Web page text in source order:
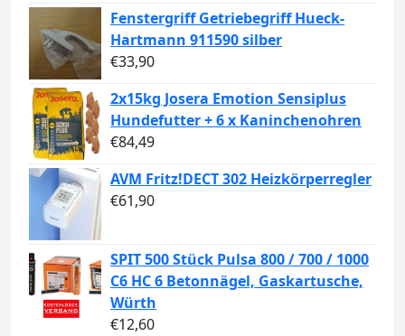
Fenstergriff Getriebegriff Hueck-
Hartmann 911590 silber
€33,90
2x15kg Josera Emotion Sensiplus
Hundefutter + 6 x Kaninchenohren
€84,49
AVM Fritz!DECT 302 Heizkörperregler
€61,90
SPIT 500 Stück Pulsa 800 / 700 / 1000
C6 HC 6 Betonnägel, Gaskartusche,
Würth
€12,60